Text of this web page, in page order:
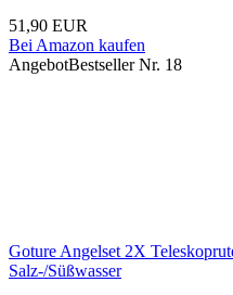
51,90 EUR
Bei Amazon kaufen
AngebotBestseller Nr. 18
Goture Angelset 2X
Salz-/Süßwasser